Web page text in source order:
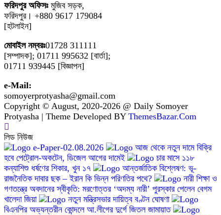
ফরিদপুর অফিসঃ মুজিব সড়ক,
ফরিদপুর। +880 9617 179084
[হটলাইন]
মোবাইল নম্বরঃ01728 311111
[সম্পাদক]; 01711 995632 [বার্তা];
01711 939445 [বিজ্ঞাপন]
e-Mail:
somoyerprotyasha@gmail.com
Copyright © August, 2020-2026 @ Daily Somoyer
Protyasha | Theme Developed BY ThemesBazar.Com
লিড নিউজ
e-Paper-02.08.2026
আজ থেকে নতুন দামে বিক্রি
হবে পেট্রোল-অকটেন, ডিজেল আগের দামেই
চার মাসে ১১৮
কন্যাশিশু ধর্ষণের শিকার, খুন ১৭
আন্তর্জাতিক বিশ্লেষণ: ভূ-
রাজনৈতিক দাবার ছক – ইরান কি ভিন্ন পরিণতির পথে?
নারী শিক্ষা ও
গণতন্ত্রে অবদানের স্বীকৃতি: মরণোত্তর ‘অদম্য নারী’ পুরস্কার পেলেন বেগম
খালেদা জিয়া
নতুন মন্ত্রিসভার দায়িত্ব বণ্টন ঘোষণা
বিএনপির অভ্যন্তরীন কোন্দলে আ.লীগের দুর্গে জিতল জামায়াত